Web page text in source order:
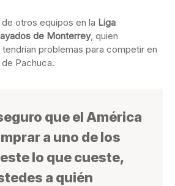
otros equipos en la Liga
de Monterrey, quien
problemas para competir en
Pachuca.
que el América
a uno de los
lo que cueste,
a quién